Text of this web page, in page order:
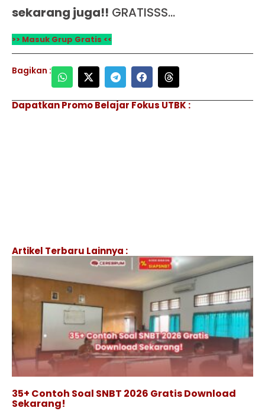
sekarang juga!! GRATISSS…
>> Masuk Grup Gratis <<
Bagikan :
Dapatkan Promo Belajar Fokus UTBK :
Artikel Terbaru Lainnya :
35+ Contoh Soal SNBT 2026 Gratis Download
Sekarang!